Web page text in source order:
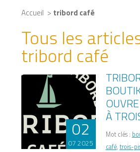
Accueil > tribord café
Tous les
tribord café
02
07 2025
À
Mot clés :
café, trois-